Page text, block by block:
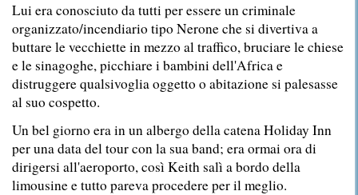
Lui era conosciuto da tutti per essere un criminale
organizzato/incendiario tipo Nerone che si divertiva a
buttare le vecchiette in mezzo al traffico, bruciare le chiese
e le sinagoghe, picchiare i bambini dell'Africa e
distruggere qualsivoglia oggetto o abitazione si palesasse
al suo cospetto.
Un bel giorno era in un albergo della catena Holiday Inn
per una data del tour con la sua band; era ormai ora di
dirigersi all'aeroporto, così Keith salì a bordo della
limousine e tutto pareva procedere per il meglio.